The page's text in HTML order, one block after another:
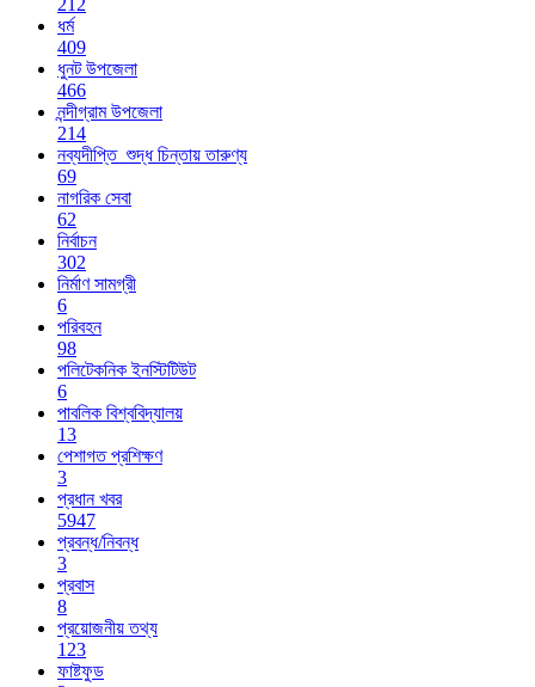
212
ধর্ম
409
ধুনট উপজেলা
466
নন্দীগ্রাম উপজেলা
214
নব্যদীপ্তি_শুদ্ধ চিন্তায় তারুণ্য
69
নাগরিক সেবা
62
নির্বাচন
302
নির্মাণ সামগ্রী
6
পরিবহন
98
পলিটেকনিক ইনস্টিটিউট
6
পাবলিক বিশ্ববিদ্যালয়
13
পেশাগত প্রশিক্ষণ
3
প্রধান খবর
5947
প্রবন্ধ/নিবন্ধ
3
প্রবাস
8
প্রয়োজনীয় তথ্য
123
ফাষ্টফুড